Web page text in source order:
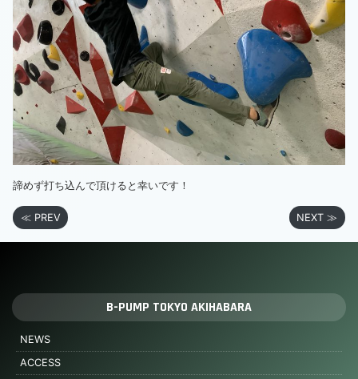
諦めず打ち込んで頂けると幸いです！
≪ PREV NEXT ≫
B-PUMP TOKYO AKIHABARA
NEWS
ACCESS